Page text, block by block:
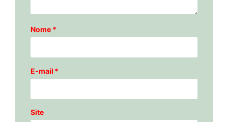
Nome *
E-mail *
Site